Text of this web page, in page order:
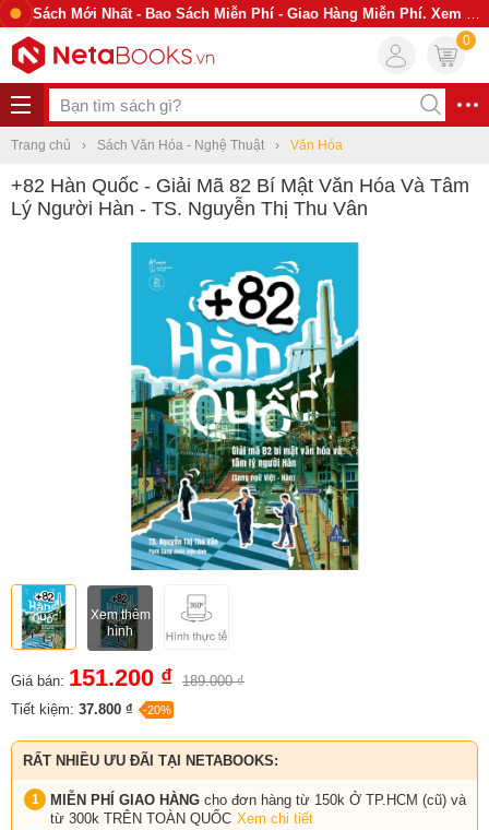
Sách Mới Nhất - Bao Sách Miễn Phí - Giao Hàng Miễn Phí. Xem Ngay
0
Trang chủ Sách Văn Hóa - Nghệ Thuật Văn Hóa
+82 Hàn Quốc - Giải Mã 82 Bí Mật Văn Hóa Và Tâm
Lý Người Hàn - TS. Nguyễn Thị Thu Vân
Xem thêm
hình
Giá bán: 151.200 ₫ 189.000 ₫
Tiết kiệm: 37.800 ₫ -20%
RẤT NHIỀU ƯU ĐÃI TẠI NETABOOKS:
MIỄN PHÍ GIAO HÀNG cho đơn hàng từ 150k Ở TP.HCM (cũ) và
từ 300k TRÊN TOÀN QUỐC Xem chi tiết